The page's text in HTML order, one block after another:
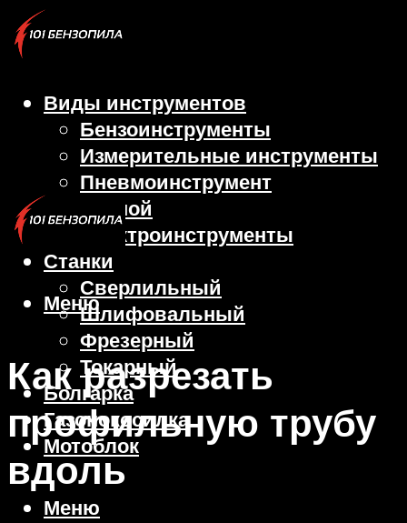
Виды инструментов
Бензоинструменты
Измерительные инструменты
Пневмоинструмент
Ручной
Электроинструменты
Станки
Сверлильный
Шлифовальный
Фрезерный
Токарный
Болгарка
Газонокосилка
Мотоблок
Меню
Меню
Как разрезать
профильную трубу
вдоль